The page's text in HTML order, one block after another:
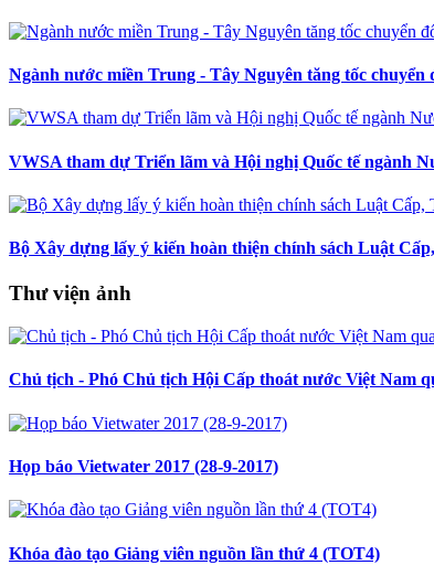
Ngành nước miền Trung - Tây Nguyên tăng tốc chuyển
VWSA tham dự Triển lãm và Hội nghị Quốc tế ngành
Bộ Xây dựng lấy ý kiến hoàn thiện chính sách Luật
Thư viện ảnh
Chủ tịch - Phó Chủ tịch Hội Cấp thoát nước Việt Nam
Họp báo Vietwater 2017 (28-9-2017)
Khóa đào tạo Giảng viên nguồn lần thứ 4 (TOT4)